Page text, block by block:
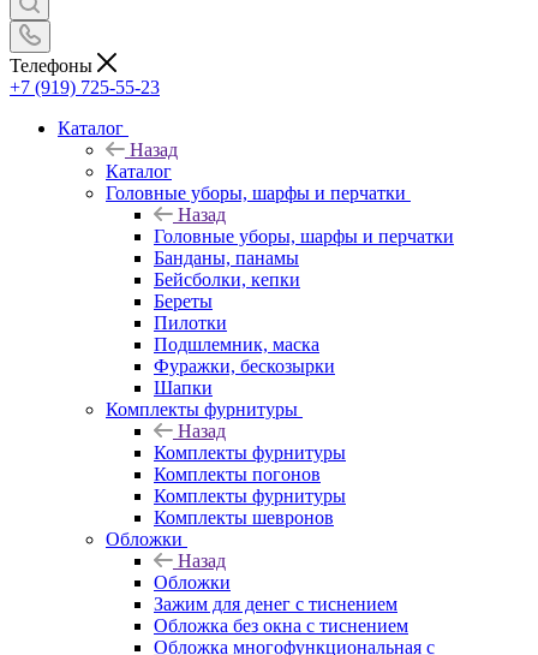
Телефоны
+7 (919) 725-55-23
Каталог
Назад
Каталог
Головные уборы, шарфы и перчатки
Назад
Головные уборы, шарфы и перчатки
Банданы, панамы
Бейсболки, кепки
Береты
Пилотки
Подшлемник, маска
Фуражки, бескозырки
Шапки
Комплекты фурнитуры
Назад
Комплекты фурнитуры
Комплекты погонов
Комплекты фурнитуры
Комплекты шевронов
Обложки
Назад
Обложки
Зажим для денег с тиснением
Обложка без окна с тиснением
Обложка многофункциональная с